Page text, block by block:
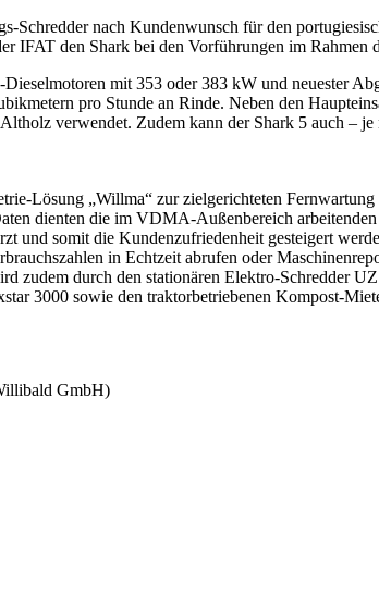
Schredder nach Kundenwunsch für den
IFAT den Shark bei den Vorführungen im
mit 353 oder 383 kW und neuester
pro Stunde an Rinde. Neben den
verwendet. Zudem kann der Shark 5 auch –
Lösung „Willma“ zur zielgerichteten
dienten die im VDMA-Außenbereich
und somit die Kundenzufriedenheit gesteigert
in Echtzeit abrufen oder
zudem durch den stationären Elektro-Schredder
3000 sowie den traktorbetriebenen Kompost-
GmbH)